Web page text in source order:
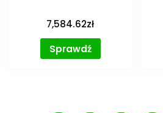
7,584.62zł
Sprawdź